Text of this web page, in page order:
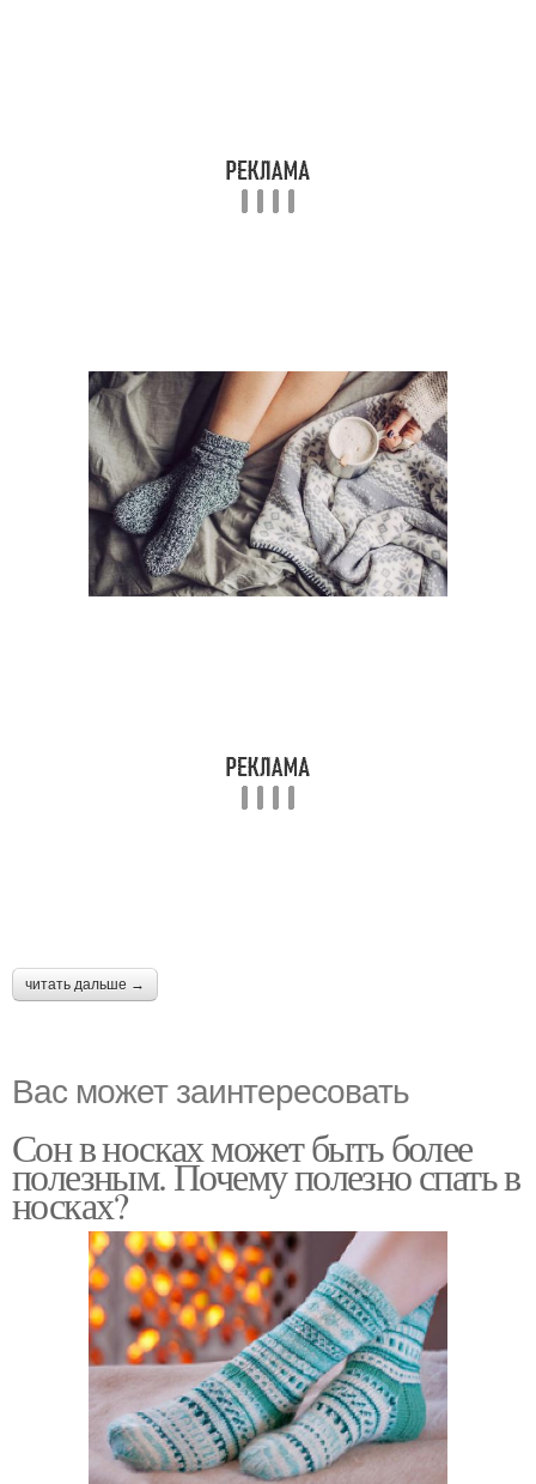
читать дальше →
Вас может заинтересовать
Сон в носках может быть более
полезным. Почему полезно спать в
носках?